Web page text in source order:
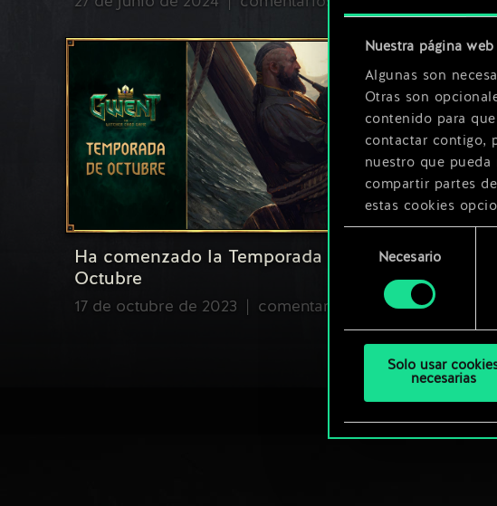
Nuestra página
Algunas son
Otras son
contenido para
contactar contigo,
nuestro que pueda
compartir partes
estas cookies
Encontrarás todos
más abajo.
consentimiento
Necesario
Solo usar
necesarias
Ha comenzado la Temporada de
Octubre
17 de octubre de 2023 comentarios (0)
Notas
17 de